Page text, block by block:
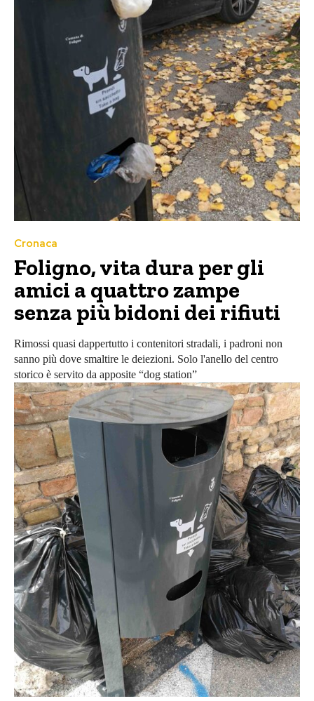
Cronaca
Foligno, vita dura per gli
amici a quattro zampe
senza più bidoni dei rifiuti
Rimossi quasi dappertutto i contenitori stradali, i padroni non
sanno più dove smaltire le deiezioni. Solo l'anello del centro
storico è servito da apposite “dog station”